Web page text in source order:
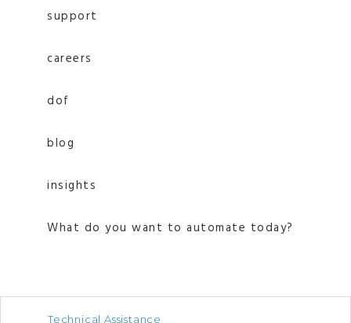
support
careers
dof
blog
insights
What do you want to automate today?
Technical Assistance